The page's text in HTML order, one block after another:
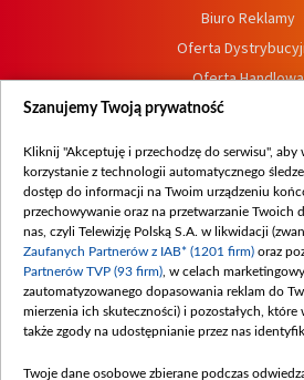
Biuro Reklamy
Oferta
Oferta Handlowa
Dostępność
Procedura zgłoszeń
Szanujemy Twoją prywatność
Kliknij "Akceptuję i przechodzę do serwisu", aby
korzystanie z technologii automatycznego
dostęp do informacji na Twoim urządzeniu
przechowywanie oraz na przetwarzanie Twoich
nas, czyli Telewizję Polską S.A. w likwidacji
Zaufanych Partnerów z IAB* (1201 firm) oraz
Partnerów TVP (93 firm) , w celach
zautomatyzowanego dopasowania reklam do
mierzenia ich skuteczności) i pozostałych, które
także zgody na udostępnianie przez nas
Twoje dane osobowe zbierane podczas